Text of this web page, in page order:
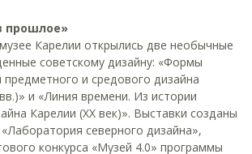
прошлое»
Карелии открылись две необычные
советскому дизайну: «Формы
и средового дизайна
и «Линия времени. Из истории
Карелии (XX век)». Выставки созданы
северного дизайна»,
конкурса «Музей 4.0» программы